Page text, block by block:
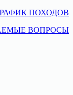
ПОХОДОВ
ВОПРОСЫ